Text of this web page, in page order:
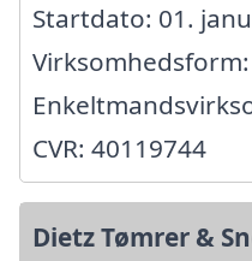
Startdato: 01.
Virksomhedsform:
CVR: 40119744
Dietz Tømrer &